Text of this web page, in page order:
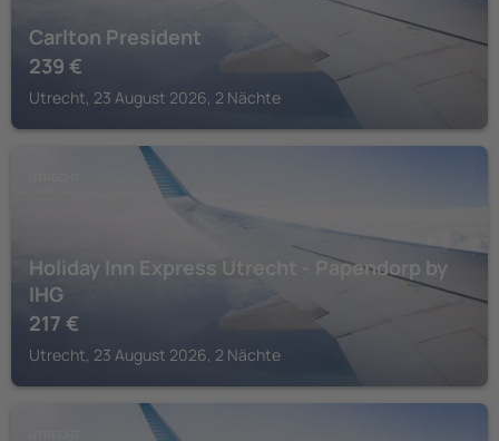
Carlton President
239 €
Utrecht, 23 August 2026, 2 Nächte
Holiday Inn Express Utrecht - Papendorp by
IHG
217 €
Utrecht, 23 August 2026, 2 Nächte